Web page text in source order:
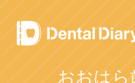
Skip
to
content
おおはら